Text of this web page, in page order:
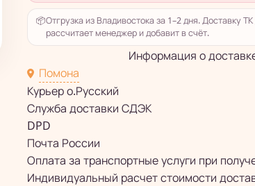
📦Отгрузка из Владивостока за 1–2 дня. Доставку
рассчитает менеджер и добавит в счёт.
Информация о
Помона
Курьер о.Русский
Служба доставки СДЭК
DPD
Почта России
Оплата за транспортные услуги при
Индивидуальный расчет стоимости